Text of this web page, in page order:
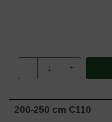
- +
200-250 cm C110